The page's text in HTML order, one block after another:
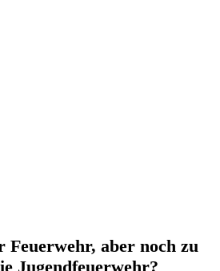
Feuerwehr, aber noch zu
Jugendfeuerwehr?